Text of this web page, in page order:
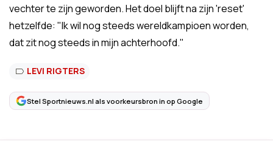
vechter te zijn geworden. Het doel blijft na zijn 'reset'
hetzelfde: "Ik wil nog steeds wereldkampioen worden,
dat zit nog steeds in mijn achterhoofd."
LEVI RIGTERS
Stel Sportnieuws.nl als voorkeursbron in op Google